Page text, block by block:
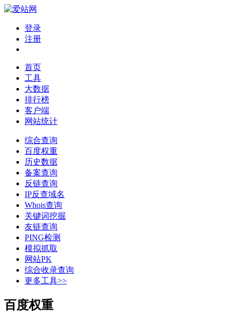
登录
注册
首页
工具
大数据
排行榜
客户端
网站统计
综合查询
百度权重
历史数据
备案查询
反链查询
IP反查域名
Whois查询
关键词挖掘
友链查询
PING检测
模拟抓取
网站PK
综合收录查询
更多工具>>
百度权重